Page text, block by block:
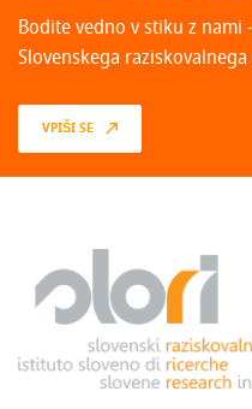
Bodite vedno v stiku z nami
Slovenskega
VPIŠI SE